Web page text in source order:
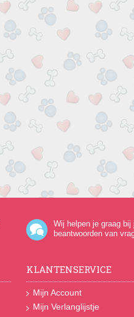
Wij helpen je graag
beantwoorden van
KLANTENSERVICE
Mijn Account
Mijn Verlanglijstje